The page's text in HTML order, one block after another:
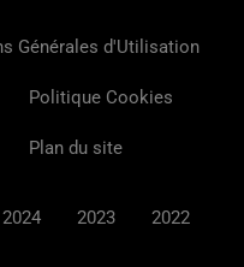
Générales d'Utilisation
Politique Cookies
Plan du site
2024 2023 2022